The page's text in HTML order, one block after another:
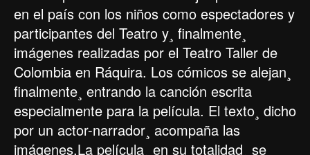
en el país con los niños como espectadores y
participantes del Teatro y¸ finalmente¸
imágenes realizadas por el Teatro Taller de
Colombia en Ráquira. Los cómicos se alejan¸
finalmente¸ entrando la canción escrita
especialmente para la película. El texto¸ dicho
por un actor-narrador¸ acompaña las
imágenes.La película¸ en su totalidad¸ se